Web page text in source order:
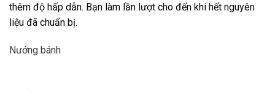
thêm độ hấp dẫn. Bạn làm lần lượt cho đến khi hết nguyên
liệu đã chuẩn bị.
Nướng bánh